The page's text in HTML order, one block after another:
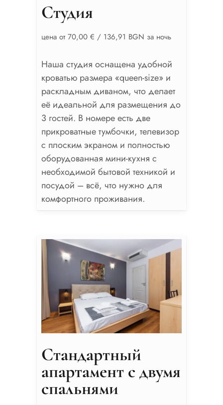
Студия
цена от 70,00 € / 136,91 BGN за ночь
Наша студия оснащена удобной
кроватью размера «queen-size» и
раскладным диваном, что делает
её идеальной для размещения до
3 гостей. В номере есть две
прикроватные тумбочки, телевизор
с плоским экраном и полностью
оборудованная мини-кухня с
необходимой бытовой техникой и
посудой – всё, что нужно для
комфортного проживания.
Стандартный
апартамент с двумя
спальнями